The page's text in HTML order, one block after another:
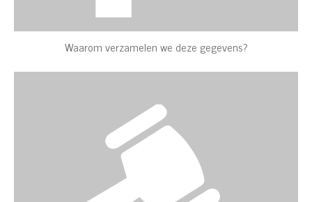
Waarom verzamelen we deze gegevens?